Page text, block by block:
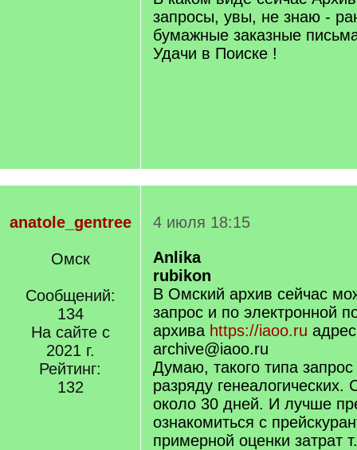
запросы, увы, не знаю -
бумажные заказные
Удачи в Поиске !
anatole_gentree
Омск
Сообщений:
134
На сайте с
2021 г.
Рейтинг:
132
4 июля 18:15
Anlika
rubikon
В Омский архив сейчас
запрос и по электронной
архива https://iaoo.ru
archive@iaoo.ru
Думаю, такого типа запрос
разряду генеалогических.
около 30 дней. И лучше
ознакомиться с
примерной оценки затрат